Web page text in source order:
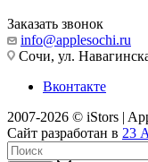
Заказать звонок
info@applesochi.ru
Сочи, ул.
Вконтакте
2007-2026 © iStors |
Сайт разработан в 23